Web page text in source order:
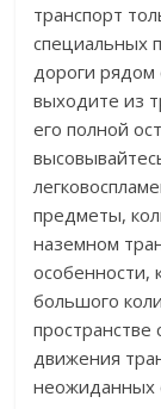
транспорт
специальных
дороги рядом
выходите из
его полной
предметы,
наземном
особенности,
большого
пространстве
движения
неожиданных